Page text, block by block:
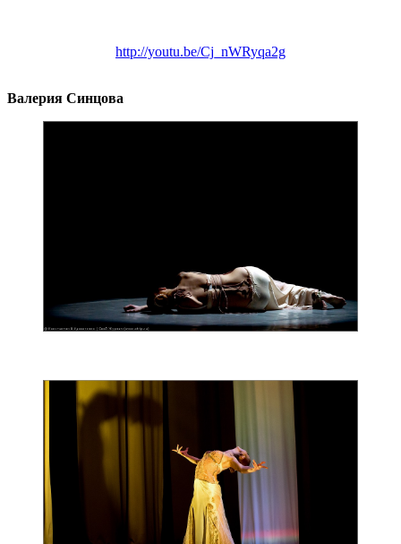
http://youtu.be/Cj_nWRyqa2g
Валерия Синцова